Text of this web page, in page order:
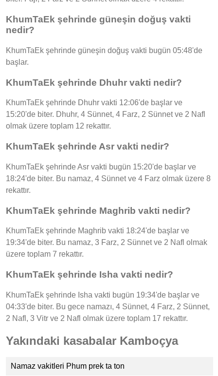
KhumTaEk şehrinde güneşin doğuş vakti
nedir?
KhumTaEk şehrinde güneşin doğuş vakti bugün 05:48'de
başlar.
KhumTaEk şehrinde Dhuhr vakti nedir?
KhumTaEk şehrinde Dhuhr vakti 12:06'de başlar ve
15:20'de biter. Dhuhr, 4 Sünnet, 4 Farz, 2 Sünnet ve 2 Nafl
olmak üzere toplam 12 rekattır.
KhumTaEk şehrinde Asr vakti nedir?
KhumTaEk şehrinde Asr vakti bugün 15:20'de başlar ve
18:24'de biter. Bu namaz, 4 Sünnet ve 4 Farz olmak üzere 8
rekattır.
KhumTaEk şehrinde Maghrib vakti nedir?
KhumTaEk şehrinde Maghrib vakti 18:24'de başlar ve
19:34'de biter. Bu namaz, 3 Farz, 2 Sünnet ve 2 Nafl olmak
üzere toplam 7 rekattır.
KhumTaEk şehrinde Isha vakti nedir?
KhumTaEk şehrinde Isha vakti bugün 19:34'de başlar ve
04:33'de biter. Bu gece namazı, 4 Sünnet, 4 Farz, 2 Sünnet,
2 Nafl, 3 Vitr ve 2 Nafl olmak üzere toplam 17 rekattır.
Yakındaki kasabalar Kamboçya
Namaz vakitleri Phum prek ta ton